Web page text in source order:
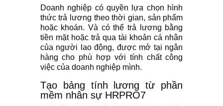
Doanh nghiệp có quyền lựa chọn hình
thức trả lương theo thời gian, sản phẩm
hoặc khoán. Và có thể trả lương bằng
tiền mặt hoặc trả qua tài khoản cá nhân
của người lao động, được mở tại ngân
hàng cho phù hợp với tính chất công
việc của doanh nghiệp mình.
Tạo bảng tính lương từ phần
mềm nhân sự HRPRO7